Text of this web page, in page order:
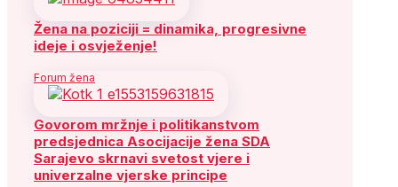
Žena na poziciji = dinamika, progresivne
ideje i osvježenje!
Forum žena
Govorom mržnje i politikanstvom
predsjednica Asocijacije žena SDA
Sarajevo skrnavi svetost vjere i
univerzalne vjerske principe